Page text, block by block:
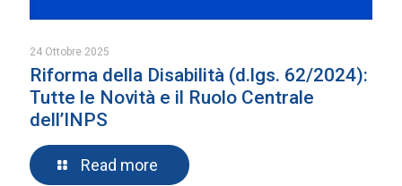
24 Ottobre 2025
Riforma della Disabilità (d.lgs. 62/2024):
Tutte le Novità e il Ruolo Centrale
dell’INPS
Read more